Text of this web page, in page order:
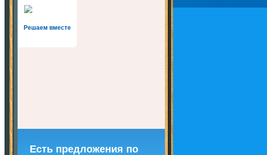
Решаем вместе
Есть предложения по